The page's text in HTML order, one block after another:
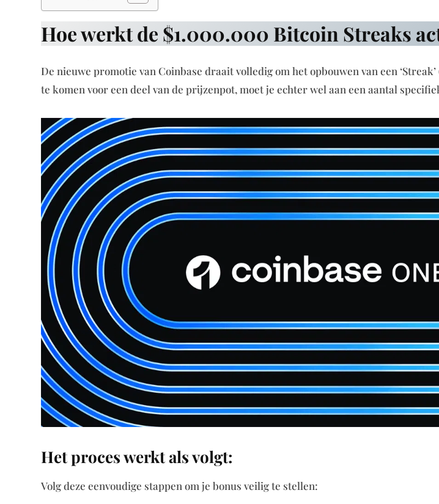
Hoe werkt de $1.000.000 Bitcoin Streaks
De nieuwe promotie van Coinbase draait volledig om het opbouwen van een
te komen voor een deel van de prijzenpot, moet je echter wel aan een aantal
Het proces werkt als volgt:
Volg deze eenvoudige stappen om je bonus veilig te stellen: